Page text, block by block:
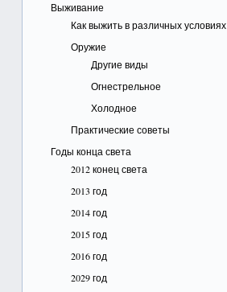
Выживание
Как выжить в различных условиях
Оружие
Другие виды
Огнестрельное
Холодное
Практические советы
Годы конца света
2012 конец света
2013 год
2014 год
2015 год
2016 год
2029 год